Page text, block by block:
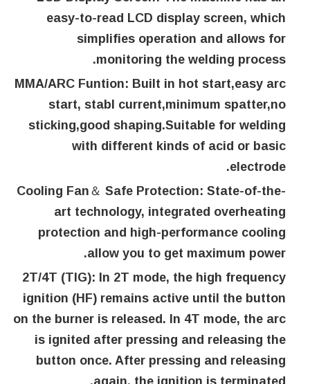
easy-to-read LCD display screen, which
simplifies operation and allows for
monitoring the welding process.
MMA/ARC Funtion: Built in hot start,easy arc
start, stabl current,minimum spatter,no
sticking,good shaping.Suitable for welding
with different kinds of acid or basic
electrode.
Cooling Fan＆ Safe Protection: State-of-the-
art technology, integrated overheating
protection and high-performance cooling
allow you to get maximum power.
2T/4T (TIG): In 2T mode, the high frequency
ignition (HF) remains active until the button
on the burner is released. In 4T mode, the arc
is ignited after pressing and releasing the
button once. After pressing and releasing
again, the ignition is terminated.